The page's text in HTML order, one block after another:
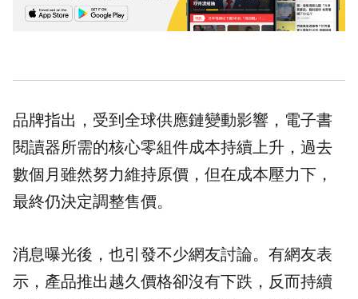
品牌指出，受到全球供應鏈變動影響，電子書
閱讀器所需的核心零組件成本持續上升，過去
數個月雖然努力維持原價，但在成本壓力下，
最終仍決定調整售價。
消息曝光後，也引發不少網友討論。有網友表
示，產品推出越久價格卻沒有下跌，反而持續